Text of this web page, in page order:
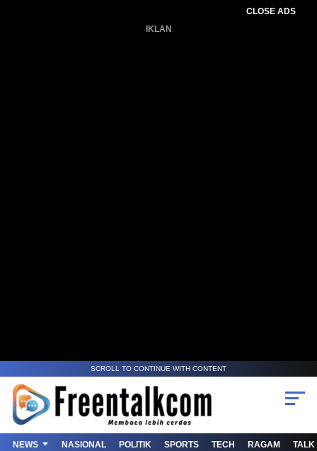
CLOSE ADS
IKLAN
SCROLL TO CONTINUE WITH CONTENT
NEWS NASIONAL POLITIK SPORTS TECH RAGAM TALK